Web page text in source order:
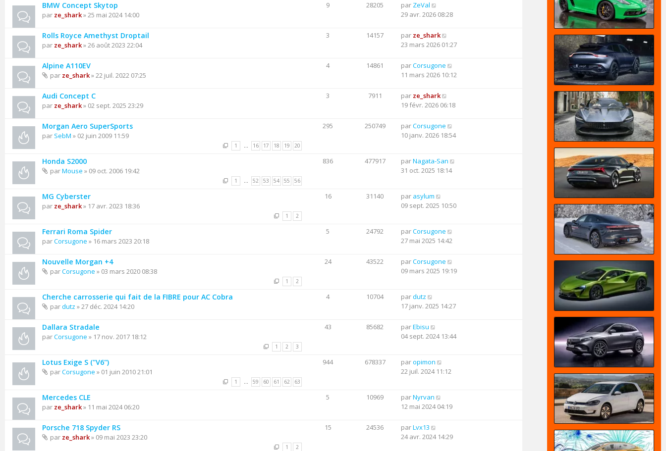
BMW Concept Skytop
par ze_shark» 25 mai 2024 14:00
9 28205 par ZeVal
29 avr. 2026 08:28
Rolls Royce Amethyst Droptail
par ze_shark» 26 août 2023 22:04
3 14157 par ze_shark
23 mars 2026 01:27
Alpine A110EV
par ze_shark» 22 juil. 2022 07:25
4 14861 parCorsugone
11 mars 2026 10:12
Audi Concept C
par ze_shark» 02 sept. 2025 23:29
3 7911 par ze_shark
19 févr. 2026 06:18
Morgan Aero SuperSports
par SebM » 02 juin 2009 11:59
1 … 16 17 18 19 20
295 250749 parCorsugone
10 janv. 2026 18:54
Honda S2000
parMouse » 09 oct. 2006 19:42
1 … 52 53 54 55 56
836 477917 parNagata-San
31 oct. 2025 18:14
MG Cyberster
par ze_shark» 17 avr. 2023 18:36
1 2
16 31140 par asylum
09 sept. 2025 10:50
Ferrari Roma Spider
parCorsugone » 16 mars 2023 20:18
5 24792 parCorsugone
27 mai 2025 14:42
Nouvelle Morgan +4
parCorsugone » 03 mars 2020 08:38
1 2
24 43522 parCorsugone
09 mars 2025 19:19
Cherche carrosserie qui fait de la FIBRE pour AC Cobra
pardutz » 27 déc. 2024 14:20
4 10704 pardutz
17 janv. 2025 14:27
Dallara Stradale
parCorsugone » 17 nov. 2017 18:12
1 2 3
43 85682 parEbisu
04 sept. 2024 13:44
Lotus Exige S ("V6")
parCorsugone » 01 juin 2010 21:01
1 … 59 60 61 62 63
944 678337 paropimon
22 juil. 2024 11:12
Mercedes CLE
par ze_shark» 11 mai 2024 06:20
5 10969 parNyrvan
12 mai 2024 04:19
Porsche 718 Spyder RS
par ze_shark» 09 mai 2023 23:20
1 2
15 24536 parLvx13
24 avr. 2024 14:29